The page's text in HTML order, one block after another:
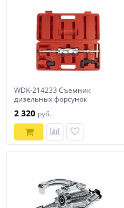
WDK-214233 Съемник
дизельных форсунок
молотком
2 320 руб.